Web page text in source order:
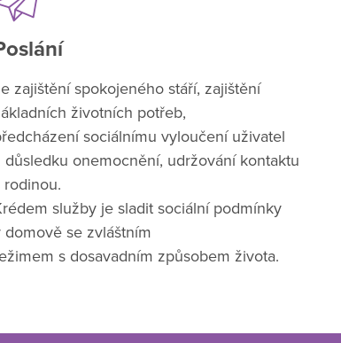
zajištění spokojeného stáří, zajištění
životních potřeb,
sociálnímu vyloučení uživatel
důsledku onemocnění, udržování kontaktu
rodinou.
služby je sladit sociální podmínky
domově se zvláštním
s dosavadním způsobem života.